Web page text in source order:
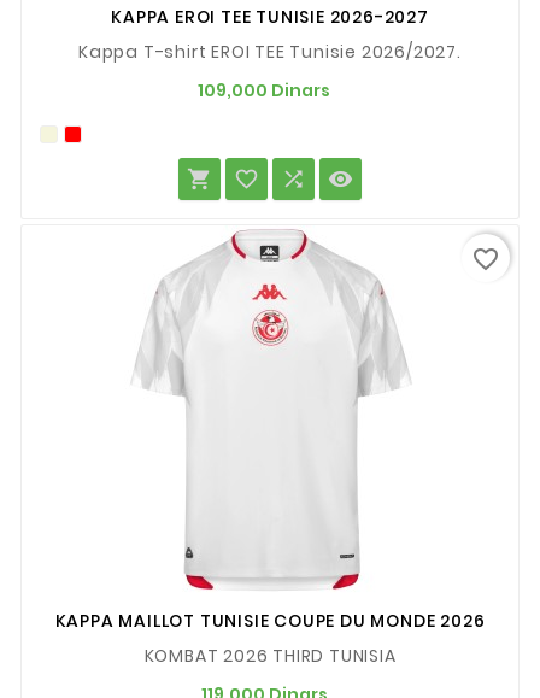
KAPPA EROI TEE TUNISIE 2026-2027
Kappa T-shirt EROI TEE Tunisie 2026/2027.
109,000 Dinars
   
KAPPA MAILLOT TUNISIE COUPE DU MONDE 2026
KOMBAT 2026 THIRD TUNISIA
favorite_border